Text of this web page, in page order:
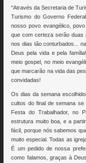
“Através da Secretaria de
Turismo do Governo
nosso povo evangélico,
que com certeza serão duas
nos dias tão conturbados...
Deus pela vida e pela
meio gospel, no meio
que marcarão na vida das
convidadas!
Os dias da semana
cultos do final de semana
Festa do Trabalhador, no
estrutura muito boa, e a
fácil, porque nós sabemos
muito especial. Todas as
É um pedido de nossa
como falamos, graças à